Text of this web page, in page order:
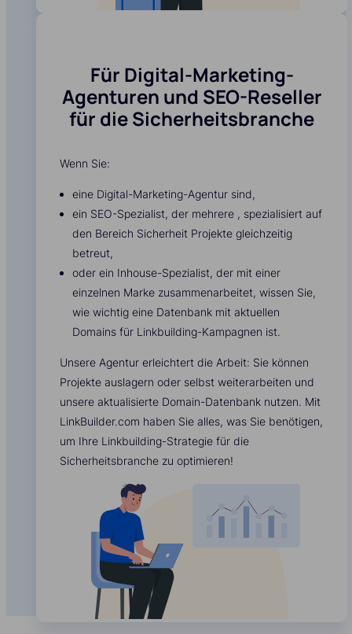
Für Digital-Marketing-
Agenturen und SEO-Reseller
für die Sicherheitsbranche
Wenn Sie:
eine Digital-Marketing-Agentur sind,
ein SEO-Spezialist, der mehrere , spezialisiert auf
den Bereich Sicherheit Projekte gleichzeitig
betreut,
oder ein Inhouse-Spezialist, der mit einer
einzelnen Marke zusammenarbeitet, wissen Sie,
wie wichtig eine Datenbank mit aktuellen
Domains für Linkbuilding-Kampagnen ist.
Unsere Agentur erleichtert die Arbeit: Sie können
Projekte auslagern oder selbst weiterarbeiten und
unsere aktualisierte Domain-Datenbank nutzen. Mit
LinkBuilder.com haben Sie alles, was Sie benötigen,
um Ihre Linkbuilding-Strategie für die
Sicherheitsbranche zu optimieren!